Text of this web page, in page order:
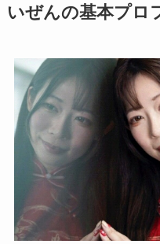
いぜんの基本プロ